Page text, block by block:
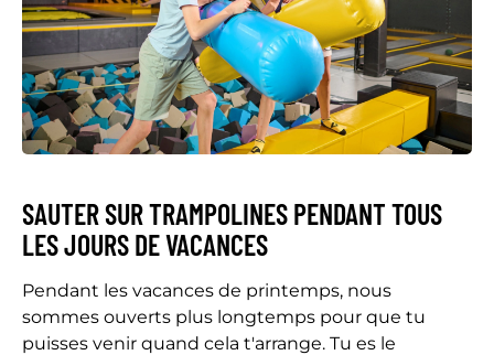
SAUTER SUR TRAMPOLINES PENDANT TOUS
LES JOURS DE VACANCES
Pendant les vacances de printemps, nous
sommes ouverts plus longtemps pour que tu
puisses venir quand cela t'arrange. Tu es le